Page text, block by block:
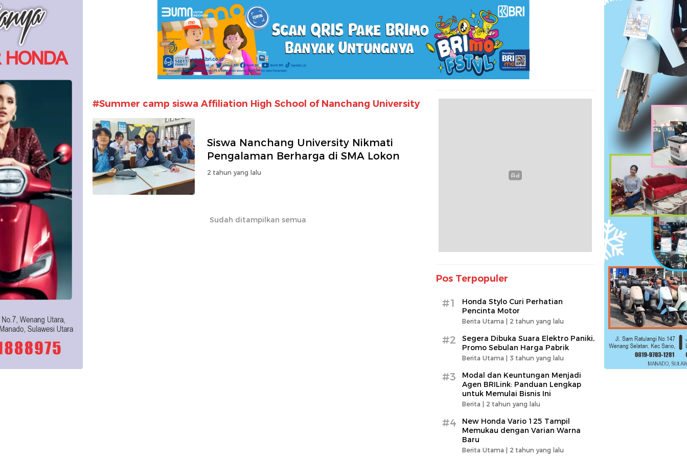
#Summer camp siswa Affiliation High School of Nanchang University
Siswa Nanchang University Nikmati
Pengalaman Berharga di SMA Lokon
2 tahun yang lalu
Sudah ditampilkan semua
Pos Terpopuler
#1
Honda Stylo Curi Perhatian
Pencinta Motor
Berita Utama | 2 tahun yang lalu
#2
Segera Dibuka Suara Elektro Paniki,
Promo Sebulan Harga Pabrik
Berita Utama | 3 tahun yang lalu
#3
Modal dan Keuntungan Menjadi
Agen BRILink: Panduan Lengkap
untuk Memulai Bisnis Ini
Berita | 2 tahun yang lalu
#4
New Honda Vario 125 Tampil
Memukau dengan Varian Warna
Baru
Berita Utama | 2 tahun yang lalu